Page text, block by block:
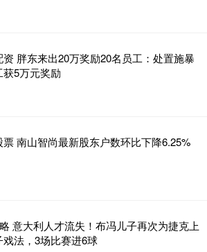
资 胖东来出20万奖励20名员工：处置施暴
获5万元奖励
票 南山智尚最新股东户数环比下降6.25%
意大利人才流失！布冯儿子再次为捷克上
戏法，3场比赛进6球